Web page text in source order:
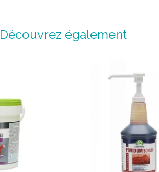
Découvrez également